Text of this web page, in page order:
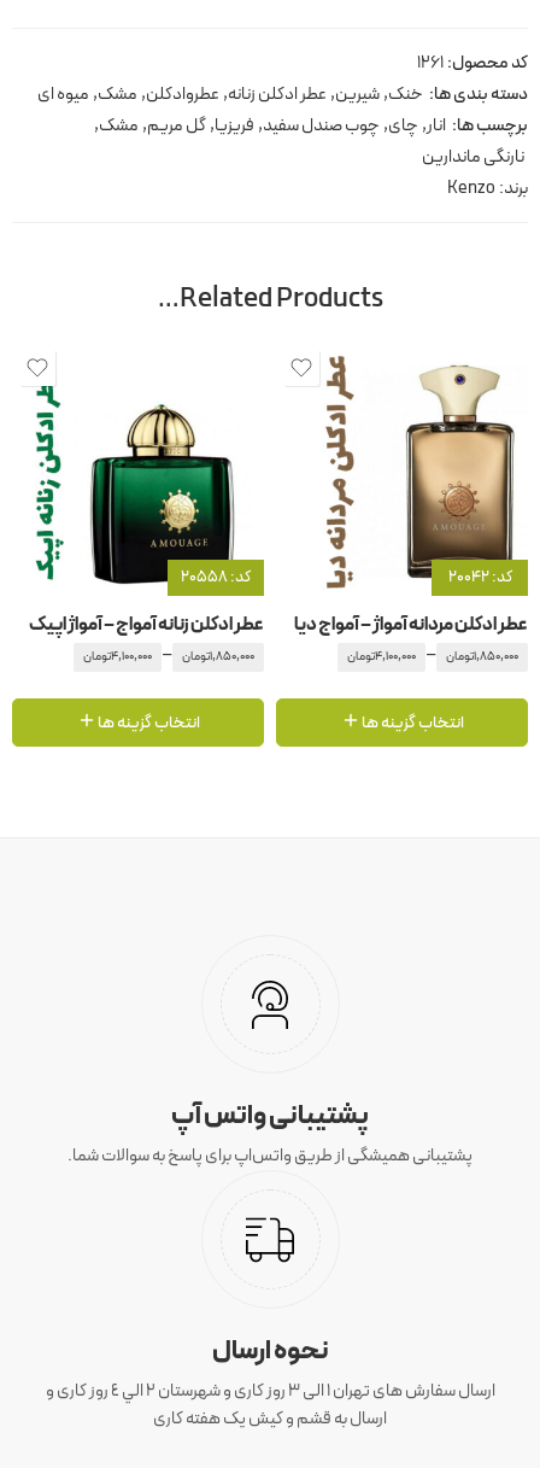
کد محصول:1261
دسته بندی ها: خنک,شیرین, عطر ادکلن زنانه, عطروادکلن, مشک, میوه ای
برچسب ها: انار, چای, چوب صندل سفید, فریزیا,گل مریم, مشک,
نارنگی ماندارین
برند: Kenzo
Related Products…
کد: 20042
عطر ادکلن مردانه آمواژ – آمواج دیا
1,850,000تومان –
4,100,000تومان
انتخاب گزینه ها
کد: 20558
عطر ادکلن زنانه آمواج – آمواژ اپیک
1,850,000تومان –
4,100,000تومان
انتخاب گزینه ها
پشتیبانی واتس آپ
پشتیبانی همیشگی از طریق واتس‌اپ برای پاسخ به سوالات شما.
نحوه ارسال
ارسال سفارش های تهران 1 الی 3 روز کاری و شهرستان ٢ الي ٤ روز کاری و
ارسال به قشم و کیش یک هفته کاری